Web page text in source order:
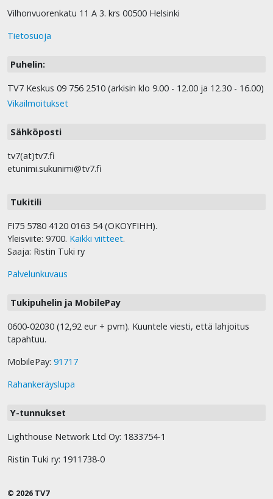
Vilhonvuorenkatu 11 A 3. krs 00500 Helsinki
Tietosuoja
Puhelin:
TV7 Keskus 09 756 2510 (arkisin klo 9.00 - 12.00 ja 12.30 - 16.00)
Vikailmoitukset
Sähköposti
tv7(at)tv7.fi
etunimi.sukunimi@tv7.fi
Tukitili
FI75 5780 4120 0163 54 (OKOYFIHH).
Yleisviite: 9700. Kaikki viitteet.
Saaja: Ristin Tuki ry
Palvelunkuvaus
Tukipuhelin ja MobilePay
0600-02030 (12,92 eur + pvm). Kuuntele viesti, että lahjoitus
tapahtuu.
MobilePay: 91717
Rahankeräyslupa
Y-tunnukset
Lighthouse Network Ltd Oy: 1833754-1
Ristin Tuki ry: 1911738-0
© 2026 TV7